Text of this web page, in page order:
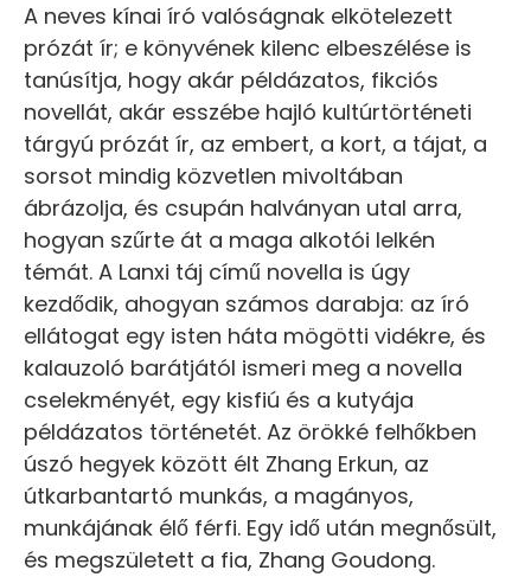
A neves kínai író valóságnak elkötelezett
prózát ír; e könyvének kilenc elbeszélése is
tanúsítja, hogy akár példázatos, fikciós
novellát, akár esszébe hajló kultúrtörténeti
tárgyú prózát ír, az embert, a kort, a tájat, a
sorsot mindig közvetlen mivoltában
ábrázolja, és csupán halványan utal arra,
hogyan szűrte át a maga alkotói lelkén
témát. A Lanxi táj című novella is úgy
kezdődik, ahogyan számos darabja: az író
ellátogat egy isten háta mögötti vidékre, és
kalauzoló barátjától ismeri meg a novella
cselekményét, egy kisfiú és a kutyája
példázatos történetét. Az örökké felhőkben
úszó hegyek között élt Zhang Erkun, az
útkarbantartó munkás, a magányos,
munkájának élő férfi. Egy idő után megnősült,
és megszületett a fia, Zhang Goudong.